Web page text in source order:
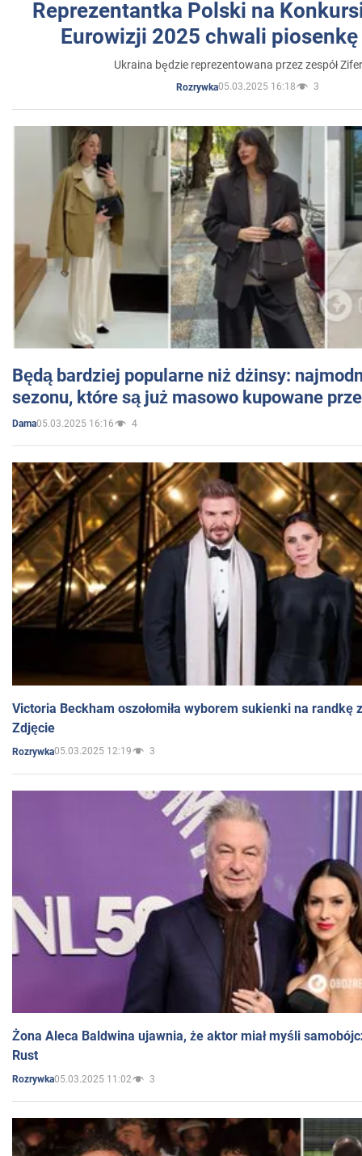
Reprezentantka Polski na
Eurowizji 2025 chwali
Ukraina będzie reprezentowana przez zespół
Rozrywka05.03.2025 16:18 3
Będą bardziej popularne niż dżinsy:
sezonu, które są już masowo kupowane
Dama05.03.2025 16:16 4
Victoria Beckham oszołomiła wyborem sukienki na randkę
Zdjęcie
Rozrywka05.03.2025 12:19 3
Żona Aleca Baldwina ujawnia, że aktor miał myśli
Rust
Rozrywka05.03.2025 11:02 3